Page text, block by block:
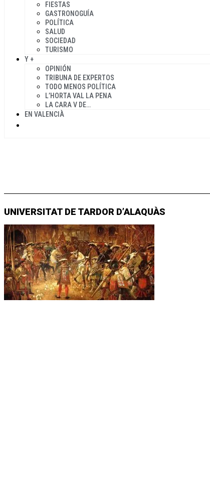
FIESTAS
GASTRONOGUÍA
POLÍTICA
SALUD
SOCIEDAD
TURISMO
Y +
OPINIÓN
TRIBUNA DE EXPERTOS
TODO MENOS POLÍTICA
L’HORTA VAL LA PENA
LA CARA V DE…
EN VALENCIÀ
UNIVERSITAT DE TARDOR D’ALAQUÀS